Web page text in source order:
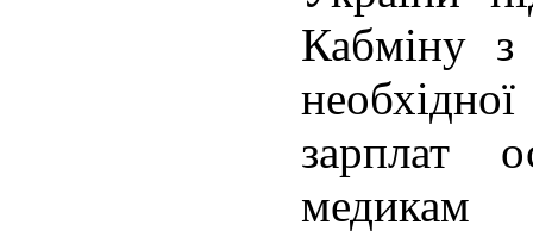
Кабміну з
зарплат